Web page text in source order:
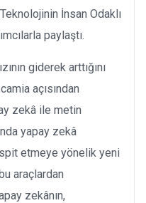
İnsan Odaklı
paylaştı.
giderek arttığını
açısından
zekâ ile metin
yapay zekâ
etmeye yönelik yeni
araçlardan
zekânın,